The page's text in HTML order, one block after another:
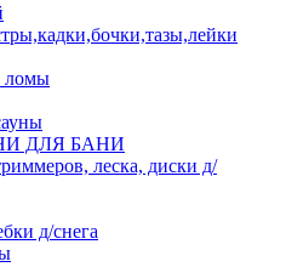
ломы
ДЛЯ БАНИ
леска, диски д/
д/снега